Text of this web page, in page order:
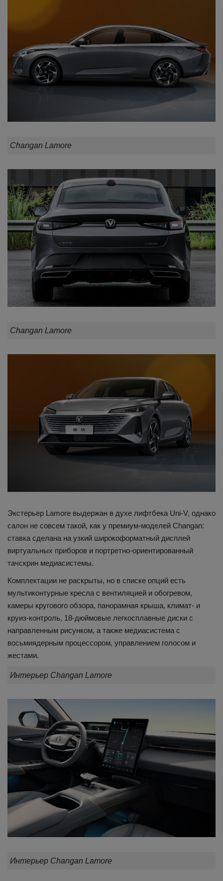
Changan Lamore
Changan Lamore
Экстерьер Lamore выдержан в духе лифтбека Uni-V, однако
салон не совсем такой, как у премиум-моделей Changan:
ставка сделана на узкий широкоформатный дисплей
виртуальных приборов и портретно-ориентированный
тачскрин медиасистемы.
Комплектации не раскрыты, но в списке опций есть
мультиконтурные кресла с вентиляцией и обогревом,
камеры кругового обзора, панорамная крыша, климат- и
круиз-контроль, 18-дюймовые легкосплавные диски с
направленным рисунком, а также медиасистема с
восьмиядерным процессором, управлением голосом и
жестами.
Интерьер Changan Lamore
Интерьер Changan Lamore